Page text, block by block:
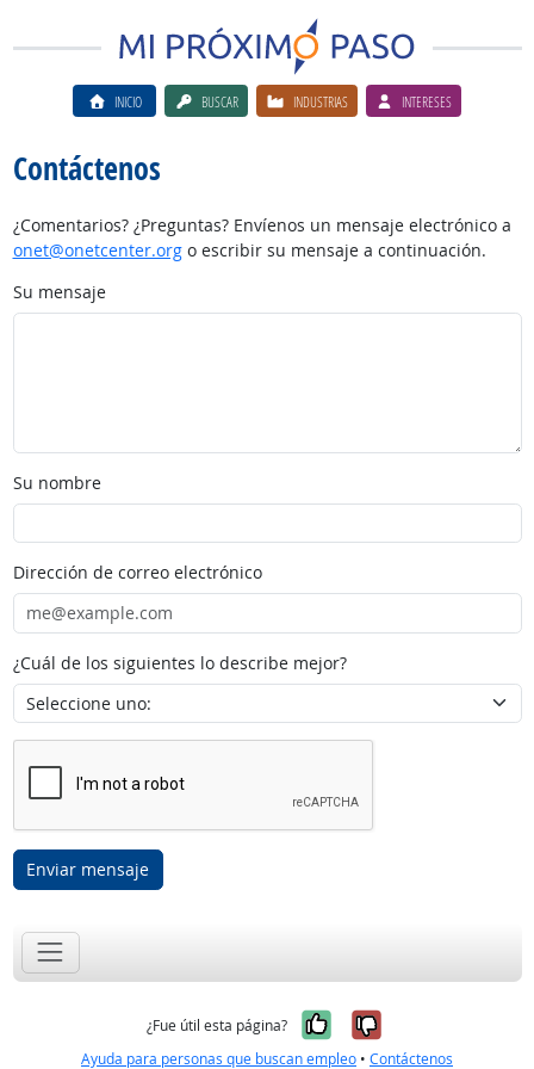
INICIO BUSCAR INDUSTRIAS INTERESES
Contáctenos
¿Comentarios? ¿Preguntas? Envíenos un mensaje electrónico a
onet@onetcenter.orgo escribir su mensaje a continuación.
Su mensaje
Su nombre
Dirección de correo electrónico
¿Cuál de los siguientes lo describe mejor?
Enviar mensaje
¿Fue útil esta página? Sí, fue útil
No, no fue
Ayuda para personas que buscan empleo • Contáctenos